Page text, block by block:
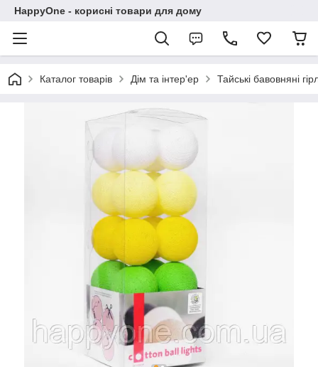
HappyOne - корисні товари для дому
Каталог товарів Дім та інтер'ер Тайські бавовняні